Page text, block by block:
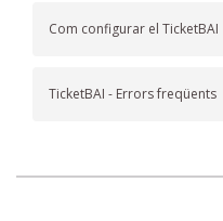
Com configurar el TicketBAI
TicketBAI - Errors freqüents